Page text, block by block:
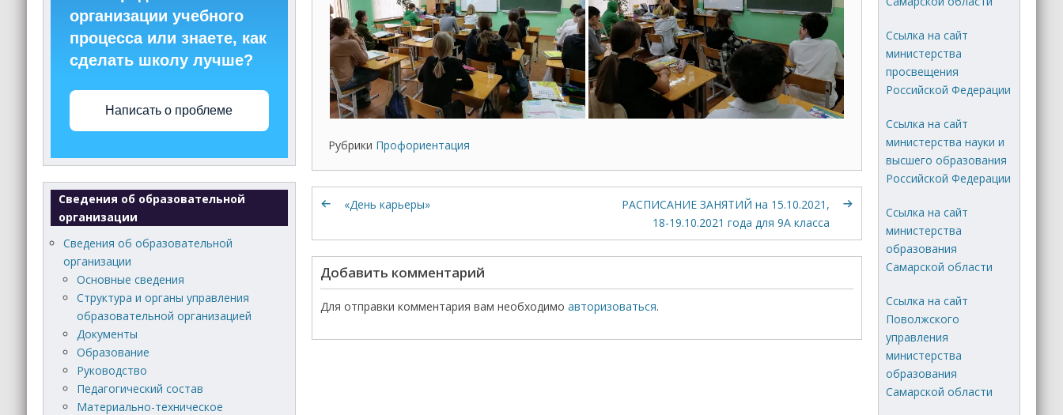
Рубрики Профориентация
«День карьеры»
РАСПИСАНИЕ ЗАНЯТИЙ на 15.10.2021,
18-19.10.2021 года для 9А класса
Добавить комментарий
Для отправки комментария вам необходимо авторизоваться.
организации учебного
процесса или знаете, как
сделать школу лучше?
Написать о проблеме
Сведения об образовательной
организации
Сведения об образовательной
организации
Основные сведения
Структура и органы управления
образовательной организацией
Документы
Образование
Руководство
Педагогический состав
Материально-техническое
Ссылка на сайт
министерства
просвещения
Российской Федерации
Ссылка на сайт
министерства науки и
высшего образования
Российской Федерации
Ссылка на сайт
министерства
образования
Самарской области
Ссылка на сайт
Поволжского
управления
министерства
образования
Самарской области